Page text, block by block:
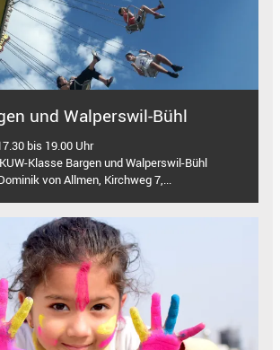
und Walperswil-Bühl
bis 19.00 Uhr
Klasse Bargen und Walperswil-Bühl
von Allmen, Kirchweg 7,...